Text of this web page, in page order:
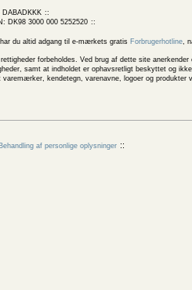
DABADKKK
DK98 3000 000 5252520
du altid adgang til e-mærkets gratis Forbrugerhotline,
forbeholdes. Ved brug af dette site
samt at indholdet er ophavsretligt beskyttet og
varemærker, kendetegn, varenavne, logoer og
Behandling af personlige oplysninger